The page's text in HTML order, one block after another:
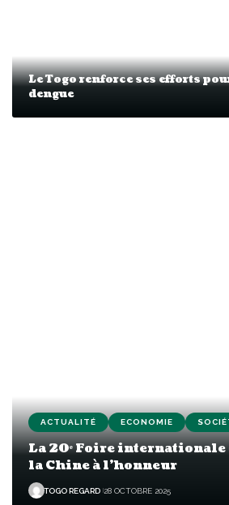
Le Togo renforce ses efforts
dengue
ACTUALITÉ ECONOMIE
La 20ᵉ Foire internationale
la Chine à l’honneur
TOGO REGARD 28 OCTOBRE 2025